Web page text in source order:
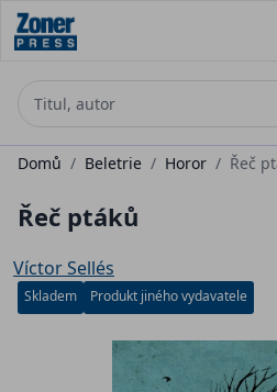
Domů / Beletrie / Horor / Řeč
Řeč ptáků
Víctor Sellés
Skladem Produkt jiného vydavatele